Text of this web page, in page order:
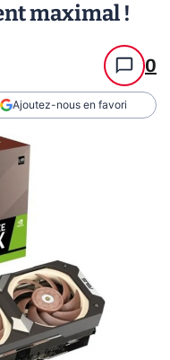
maximal !
0
Ajoutez-nous en favori